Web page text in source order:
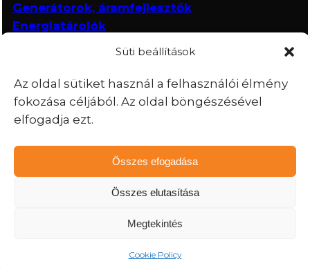
Süti beállítások
Az oldal sütiket használ a felhasználói élmény
fokozása céljából. Az oldal böngészésével
elfogadja ezt.
Összes efogadása
Összes elutasítása
Megtekintés
Cookie Policy
Generátorok, áramfejlesztők
Energiatárolók
Kapcsolat
Elérhetőségek:
+36 88 560 378
Székhely, ügyvezetés:
H-8200 Veszprém,
Adatkezelés